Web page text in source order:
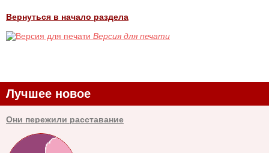
Вернуться в начало раздела
Версия для печати
Лучшее новое
Они пережили расставание